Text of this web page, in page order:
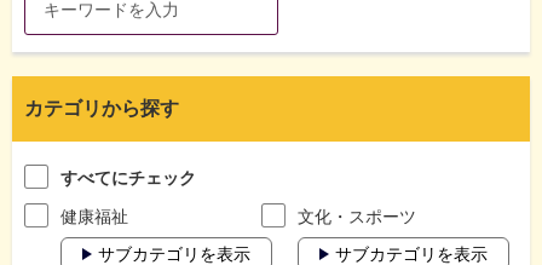
カテゴリから探す
すべてにチェック
健康福祉
サブカテゴリを表示
文化・スポーツ
サブカテゴリを表示